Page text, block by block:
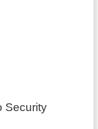
Security